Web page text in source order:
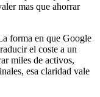
mas que ahorrar
forma en que Google
el coste a un
miles de activos,
esa claridad vale